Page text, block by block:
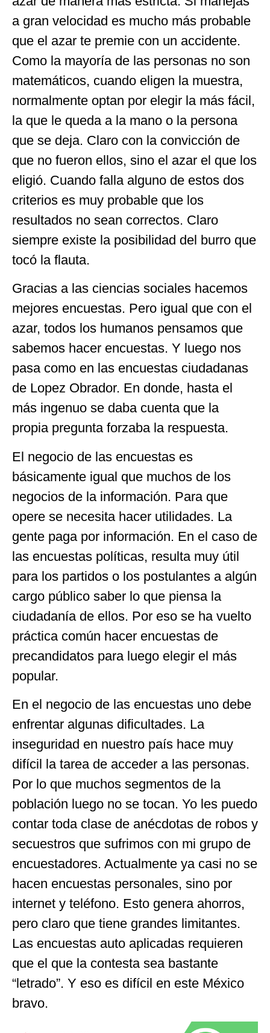
a gran velocidad es mucho más probable
que el azar te premie con un accidente.
Como la mayoría de las personas no son
matemáticos, cuando eligen la muestra,
normalmente optan por elegir la más fácil,
la que le queda a la mano o la persona
que se deja. Claro con la convicción de
que no fueron ellos, sino el azar el que los
eligió. Cuando falla alguno de estos dos
criterios es muy probable que los
resultados no sean correctos. Claro
siempre existe la posibilidad del burro que
tocó la flauta.
Gracias a las ciencias sociales hacemos
mejores encuestas. Pero igual que con el
azar, todos los humanos pensamos que
sabemos hacer encuestas. Y luego nos
pasa como en las encuestas ciudadanas
de Lopez Obrador. En donde, hasta el
más ingenuo se daba cuenta que la
propia pregunta forzaba la respuesta.
El negocio de las encuestas es
básicamente igual que muchos de los
negocios de la información. Para que
opere se necesita hacer utilidades. La
gente paga por información. En el caso de
las encuestas políticas, resulta muy útil
para los partidos o los postulantes a algún
cargo público saber lo que piensa la
ciudadanía de ellos. Por eso se ha vuelto
práctica común hacer encuestas de
precandidatos para luego elegir el más
popular.
En el negocio de las encuestas uno debe
enfrentar algunas dificultades. La
inseguridad en nuestro país hace muy
difícil la tarea de acceder a las personas.
Por lo que muchos segmentos de la
población luego no se tocan. Yo les puedo
contar toda clase de anécdotas de robos y
secuestros que sufrimos con mi grupo de
encuestadores. Actualmente ya casi no se
hacen encuestas personales, sino por
internet y teléfono. Esto genera ahorros,
pero claro que tiene grandes limitantes.
Las encuestas auto aplicadas requieren
que el que la contesta sea bastante
“letrado”. Y eso es difícil en este México
bravo.